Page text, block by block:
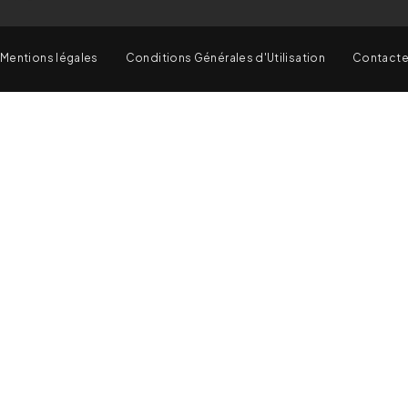
Mentions légales Conditions Générales d'Utilisation